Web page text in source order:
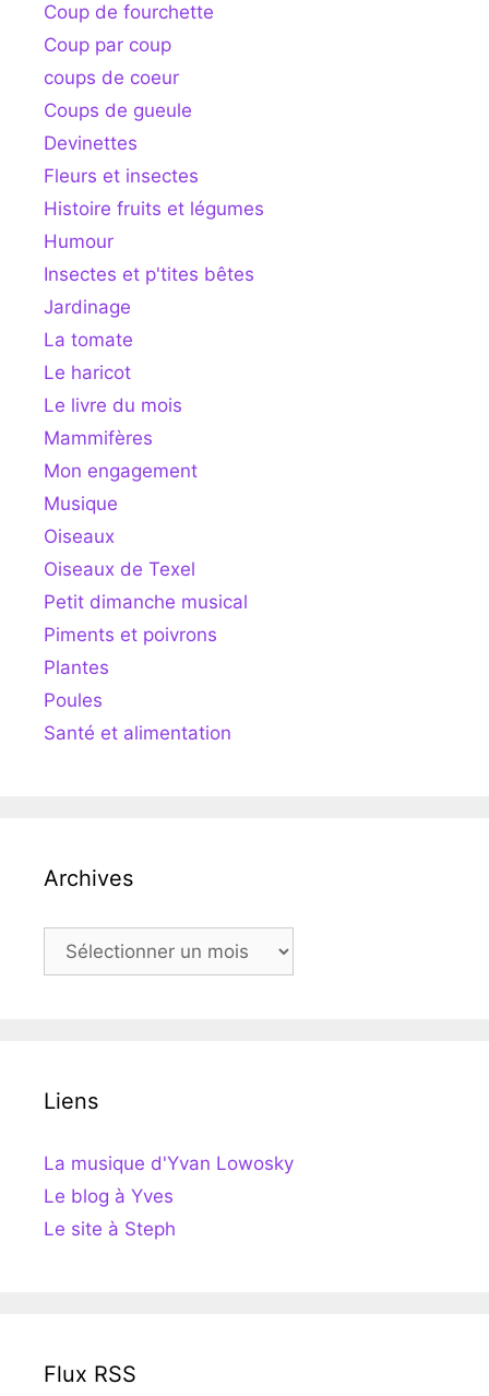
Coup de fourchette
Coup par coup
coups de coeur
Coups de gueule
Devinettes
Fleurs et insectes
Histoire fruits et légumes
Humour
Insectes et p'tites bêtes
Jardinage
La tomate
Le haricot
Le livre du mois
Mammifères
Mon engagement
Musique
Oiseaux
Oiseaux de Texel
Petit dimanche musical
Piments et poivrons
Plantes
Poules
Santé et alimentation
Archives
Archives
Liens
La musique d'Yvan Lowosky
Le blog à Yves
Le site à Steph
Flux RSS